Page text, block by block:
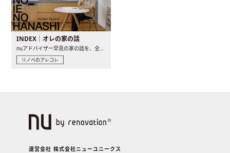
INDEX｜オレの家の話
nuアドバイザー早見の家の話を、全4話でお届け。リノベーションを..
リノベのアレコレ
運営会社 株式会社ニューユニークス